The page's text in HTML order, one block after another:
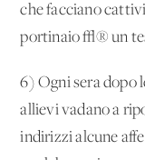
che facciano
portinaio √® un
6) Ogni sera dopo
allievi vadano a
indirizzi alcune